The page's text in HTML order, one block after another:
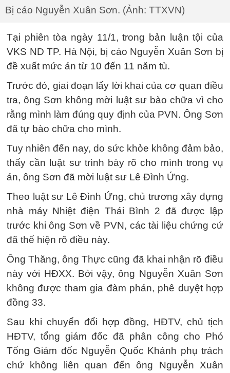
Bị cáo Nguyễn Xuân Sơn. (Ảnh: TTXVN)
Tại phiên tòa ngày 11/1, trong bản luận tội của
VKS ND TP. Hà Nội, bị cáo Nguyễn Xuân Sơn bị
đề xuất mức án từ 10 đến 11 năm tù.
Trước đó, giai đoạn lấy lời khai của cơ quan điều
tra, ông Sơn không mời luật sư bào chữa vì cho
rằng mình làm đúng quy định của PVN. Ông Sơn
đã tự bào chữa cho mình.
Tuy nhiên đến nay, do sức khỏe không đảm bảo,
thấy cần luật sư trình bày rõ cho mình trong vụ
án, ông Sơn đã mời luật sư Lê Đình Ứng.
Theo luật sư Lê Đình Ứng, chủ trương xây dựng
nhà máy Nhiệt điện Thái Bình 2 đã được lập
trước khi ông Sơn về PVN, các tài liệu chứng cứ
đã thể hiện rõ điều này.
Ông Thăng, ông Thực cũng đã khai nhận rõ điều
này với HĐXX. Bởi vậy, ông Nguyễn Xuân Sơn
không được tham gia đàm phán, phê duyệt hợp
đồng 33.
Sau khi chuyển đổi hợp đồng, HĐTV, chủ tịch
HĐTV, tổng giám đốc đã phân công cho Phó
Tổng Giám đốc Nguyễn Quốc Khánh phụ trách
chứ không liên quan đến ông Nguyễn Xuân